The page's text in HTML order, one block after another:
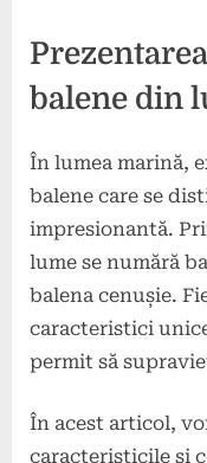
balene din
În lumea marină,
balene care se
impresionantă.
lume se numără
balena cenușie.
caracteristici
permit să
În acest articol,
caracteristicile și